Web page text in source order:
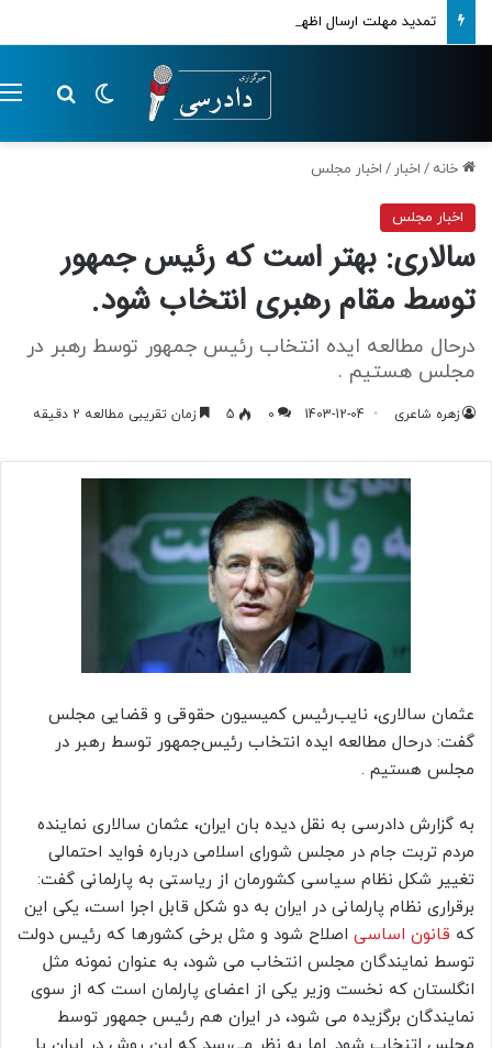
تمدید مهلت ارسال اظهارنامه‌های مالیاتی تا پایان تابستان 1405
تغییر پوسته
خانه / اخبار / اخبار مجلس
اخبار مجلس
سالاری: بهتر است که رئیس جمهور
توسط مقام رهبری انتخاب شود.
درحال مطالعه ایده انتخاب رئیس جمهور توسط رهبر در
مجلس هستیم .
زهره شاعری 1403-12-04
0
5 زمان تقریبی مطالعه 2 دقیقه
عثمان سالاری، نایب‌رئیس کمیسیون حقوقی و قضایی مجلس
گفت: درحال مطالعه ایده انتخاب رئیس‌جمهور توسط رهبر در
مجلس هستیم .
به گزارش دادرسی به نقل دیده بان ایران، عثمان سالاری نماینده
مردم تربت جام در مجلس شورای اسلامی درباره فواید احتمالی
تغییر شکل نظام سیاسی کشورمان از ریاستی به پارلمانی گفت:
برقراری نظام پارلمانی در ایران به دو شکل قابل اجرا است، یکی این
که قانون اساسی اصلاح شود و مثل برخی کشورها که رئیس دولت
توسط نمایندگان مجلس انتخاب می شود، به عنوان نمونه مثل
انگلستان که نخست وزیر یکی از اعضای پارلمان است که از سوی
نمایندگان برگزیده می شود، در ایران هم رئیس جمهور توسط